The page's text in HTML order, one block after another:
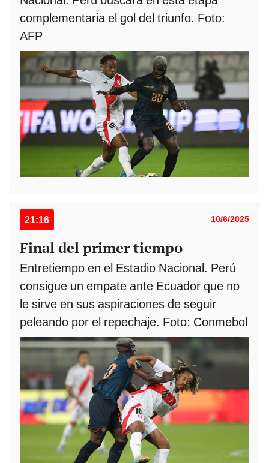
complementaria el gol del triunfo. Foto:
AFP
21:16 10/6/2025
Final del primer tiempo
Entretiempo en el Estadio Nacional. Perú
consigue un empate ante Ecuador que no
le sirve en sus aspiraciones de seguir
peleando por el repechaje. Foto: Conmebol